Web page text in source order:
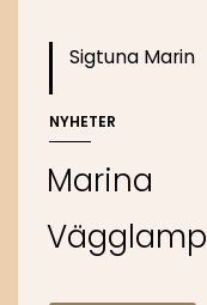
Sigtuna Marin
NYHETER
Marina
Vägglamp